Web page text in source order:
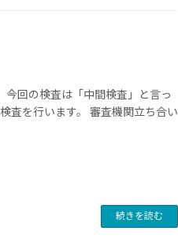
今回の検査は「中間検査」と言っ
査を行います。 審査機関立ち合い
続きを読む